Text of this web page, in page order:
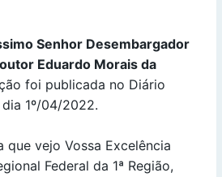
Senhor Desembargador
Eduardo Morais da
foi publicada no Diário
1º/04/2022.
que vejo Vossa Excelência
Federal da 1ª Região,